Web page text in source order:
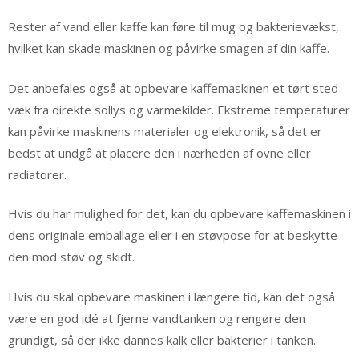
Rester af vand eller kaffe kan føre til mug og bakterievækst,
hvilket kan skade maskinen og påvirke smagen af din kaffe.
Det anbefales også at opbevare kaffemaskinen et tørt sted
væk fra direkte sollys og varmekilder. Ekstreme temperaturer
kan påvirke maskinens materialer og elektronik, så det er
bedst at undgå at placere den i nærheden af ovne eller
radiatorer.
Hvis du har mulighed for det, kan du opbevare kaffemaskinen i
dens originale emballage eller i en støvpose for at beskytte
den mod støv og skidt.
Hvis du skal opbevare maskinen i længere tid, kan det også
være en god idé at fjerne vandtanken og rengøre den
grundigt, så der ikke dannes kalk eller bakterier i tanken.